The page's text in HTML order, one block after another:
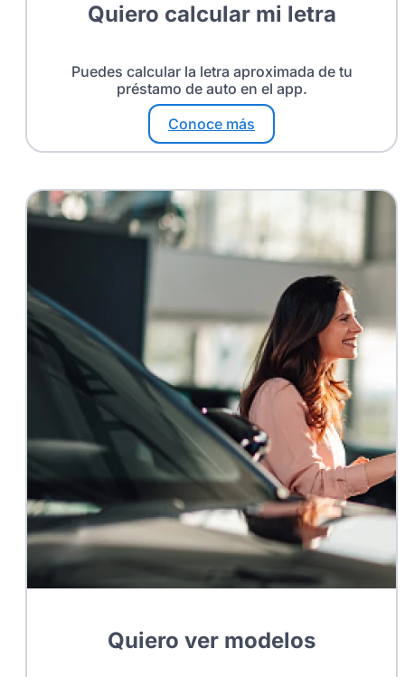
Quiero calcular mi letra
Puedes calcular la letra aproximada de tu
préstamo de auto en el app.
Conoce más
Quiero ver modelos